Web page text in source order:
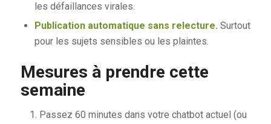
les défaillances virales.
Publication automatique sans relecture.Surtout
pour les sujets sensibles ou les plaintes.
Mesures à prendre cette
semaine
Passez 60 minutes dans votre chatbot actuel (ou